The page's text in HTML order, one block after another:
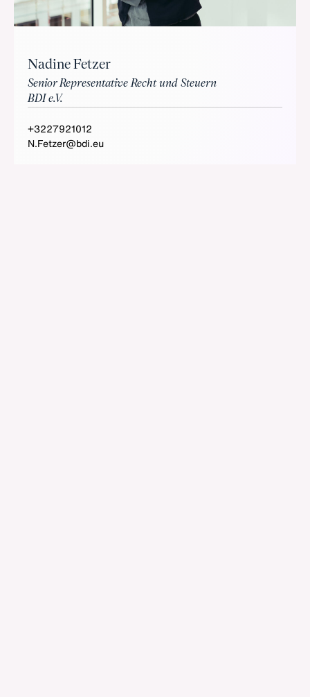
Nadine Fetzer
Senior Representative Recht und Steuern
BDI e.V.
+3227921012
N.Fetzer@bdi.eu